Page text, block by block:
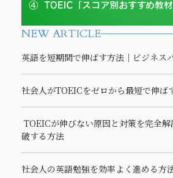
NEW ARTICLE
英語を短期間で伸ばす方法｜ビジネス
社会人がTOEICをゼロから最短で伸ば
TOEICが伸びない原因と対策を完全
破する方法
社会人の英語勉強を効率よく進める方